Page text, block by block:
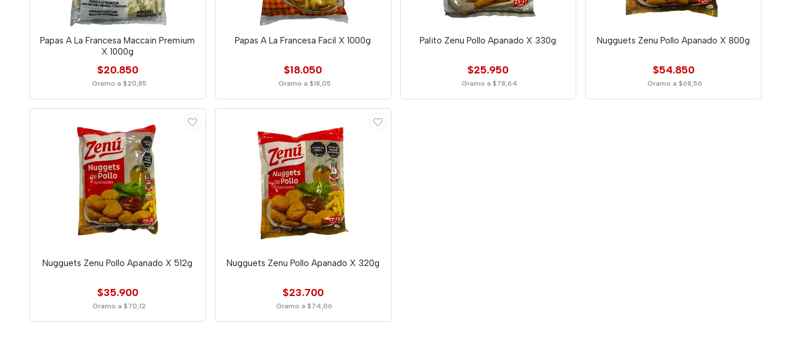
Papas A La Francesa Maccain Premium
X 1000g
$20.850
Gramo a $20,85
Papas A La Francesa Facil X 1000g
$18.050
Gramo a $18,05
Palito Zenu Pollo Apanado X 330g
$25.950
Gramo a $78,64
Nugguets Zenu Pollo Apanado X 800g
$54.850
Gramo a $68,56
Nugguets Zenu Pollo Apanado X 512g
$35.900
Gramo a $70,12
Nugguets Zenu Pollo Apanado X 320g
$23.700
Gramo a $74,06